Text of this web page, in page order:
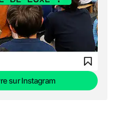
sur Instagram